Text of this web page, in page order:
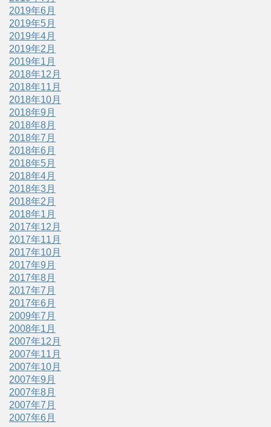
2019年6月
2019年5月
2019年4月
2019年2月
2019年1月
2018年12月
2018年11月
2018年10月
2018年9月
2018年8月
2018年7月
2018年6月
2018年5月
2018年4月
2018年3月
2018年2月
2018年1月
2017年12月
2017年11月
2017年10月
2017年9月
2017年8月
2017年7月
2017年6月
2009年7月
2008年1月
2007年12月
2007年11月
2007年10月
2007年9月
2007年8月
2007年7月
2007年6月